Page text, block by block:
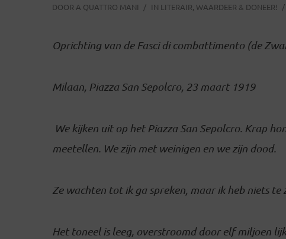
DOOR A QUATTRO MANI IN LITERAIR, WAARDEER & DONEER!
Oprichting van de Fasci di combattimento (de
Milaan, Piazza San Sepolcro, 23 maart 1919
We kijken uit op het Piazza San Sepolcro. Krap
meetellen. We zijn met weinigen en we zijn dood.
Ze wachten tot ik ga spreken, maar ik heb niets te
Het toneel is leeg, overstroomd door elf miljoen